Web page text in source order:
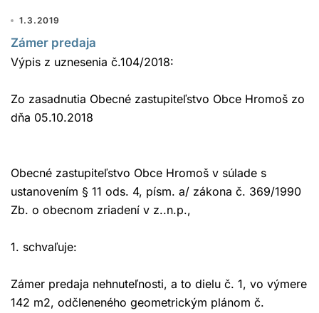
1.3.2019
Zámer predaja
Výpis z uznesenia č.104/2018:
Zo zasadnutia Obecné zastupiteľstvo Obce Hromoš zo
dňa 05.10.2018
Obecné zastupiteľstvo Obce Hromoš v súlade s
ustanovením § 11 ods. 4, písm. a/ zákona č. 369/1990
Zb. o obecnom zriadení v z..n.p.,
1. schvaľuje:
Zámer predaja nehnuteľnosti, a to dielu č. 1, vo výmere
142 m2, odčleneného geometrickým plánom č.